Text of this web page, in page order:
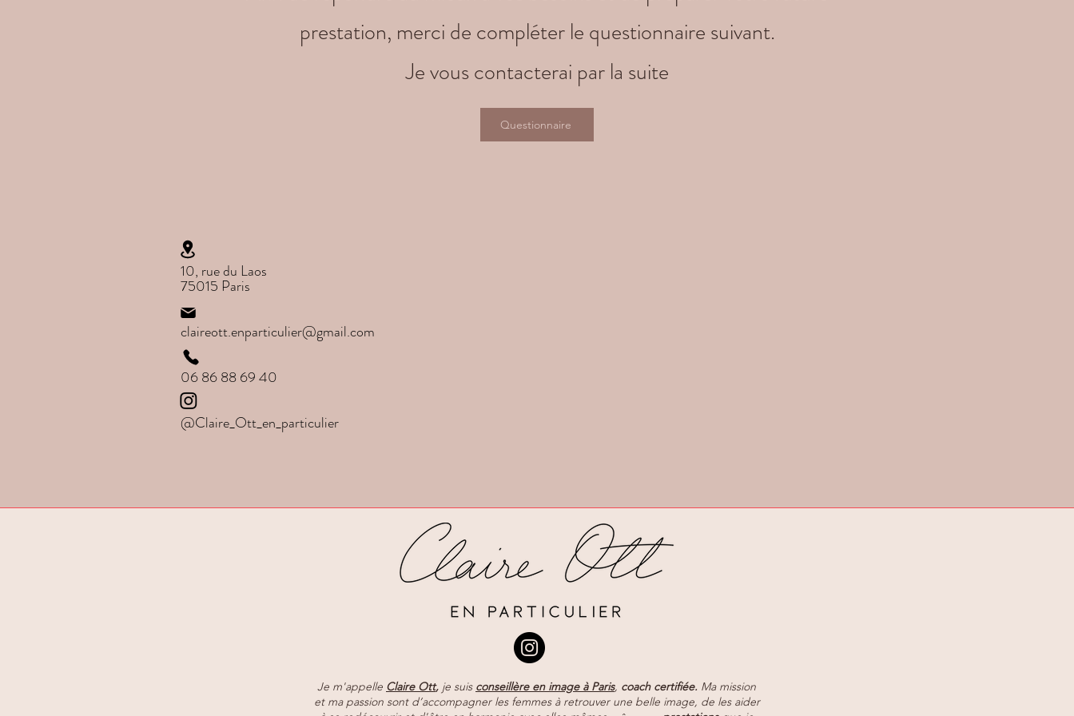
prestation, merci de compléter le questionnaire suivant.
Je vous contacterai par la suite
Questionnaire
10, rue du Laos
75015 Paris
claireott.enparticulier@gmail.com
06 86 88 69 40
@Claire_Ott_en_particulier
Je m'appelle Claire Ott, je suis conseillère en image à Paris, coach certifiée. Ma mission
et ma passion sont d’accompagner les femmes à retrouver une belle image, de les aider